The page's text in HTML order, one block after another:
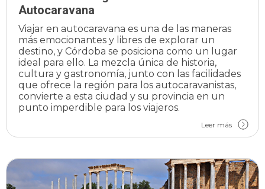
Autocaravana
Viajar en autocaravana es una de las maneras
más emocionantes y libres de explorar un
destino, y Córdoba se posiciona como un lugar
ideal para ello. La mezcla única de historia,
cultura y gastronomía, junto con las facilidades
que ofrece la región para los autocaravanistas,
convierte a esta ciudad y su provincia en un
punto imperdible para los viajeros.
Leer más